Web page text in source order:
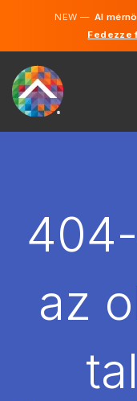
NEW —AI
Fedezze
BÉREL
az